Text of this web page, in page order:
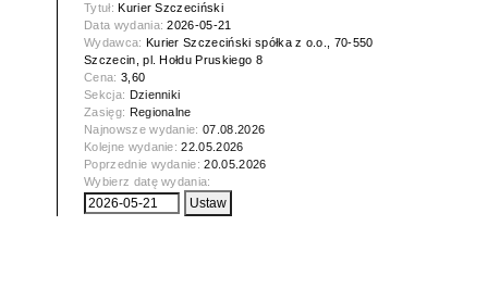
Tytuł: Kurier Szczeciński
Data wydania:2026-05-21
Wydawca: Kurier Szczeciński spółka z o.o., 70-550
Szczecin, pl. Hołdu Pruskiego 8
Cena: 3,60
Sekcja: Dzienniki
Zasięg: Regionalne
Najnowsze wydanie:07.08.2026
Kolejne wydanie:22.05.2026
Poprzednie wydanie:20.05.2026
Wybierz datę wydania: